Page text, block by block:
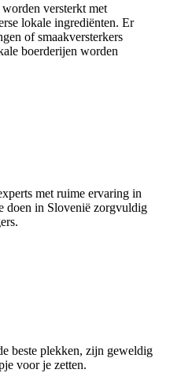
versterkt met
lokale ingrediënten. Er
of smaakversterkers
boerderijen worden
met ruime ervaring in
doen in Slovenië zorgvuldig
beste plekken, zijn geweldig
voor je zetten.